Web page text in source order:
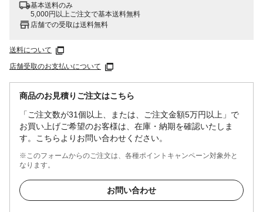
基本送料のみ
5,000円以上ご注文で基本送料無料
店舗での受取は送料無料
送料について
店舗受取のお支払いについて
商品のお見積りご注文はこちら
「ご注文数が31個以上、または、ご注文金額5万円以上」で
お買い上げご希望のお客様は、在庫・納期を確認いたしま
す。こちらよりお問い合わせください。
※このフォームからのご注文は、各種ポイントキャンペーン対象外と
なります。
お問い合わせ